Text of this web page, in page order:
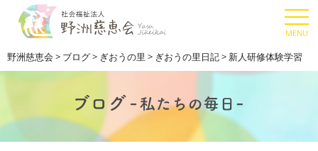
野洲慈恵会 > ブログ> ぎおうの里 > ぎおうの里日記> 新人研修体験学習